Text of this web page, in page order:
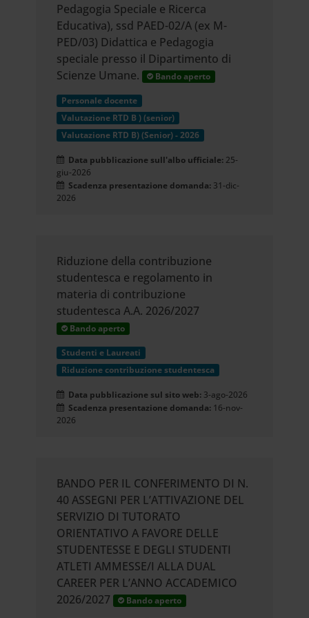
Pedagogia Speciale e Ricerca
Educativa), ssd PAED-02/A (ex M-
PED/03) Didattica e Pedagogia
speciale presso il Dipartimento di
Scienze Umane.
Bando aperto
Personale docente
Valutazione RTD B ) (senior)
Valutazione RTD B) (Senior) - 2026
Data pubblicazione sull'albo ufficiale: 25-
giu-2026
Scadenza presentazione domanda: 31-dic-
2026
Riduzione della contribuzione
studentesca e regolamento in
materia di contribuzione
studentesca A.A. 2026/2027
Bando aperto
Studenti e Laureati
Riduzione contribuzione studentesca
Data pubblicazione sul sito web: 3-ago-2026
Scadenza presentazione domanda: 16-nov-
2026
BANDO PER IL CONFERIMENTO DI N.
40 ASSEGNI PER L’ATTIVAZIONE DEL
SERVIZIO DI TUTORATO
ORIENTATIVO A FAVORE DELLE
STUDENTESSE E DEGLI STUDENTI
ATLETI AMMESSE/I ALLA DUAL
CAREER PER L’ANNO ACCADEMICO
2026/2027
Bando aperto